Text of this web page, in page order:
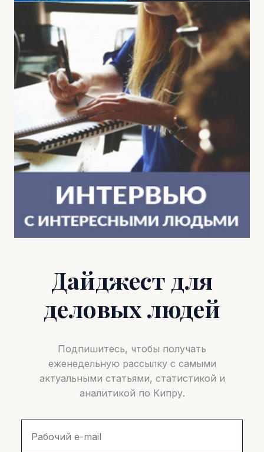
Дайджест для
деловых людей
Подпишитесь, чтобы получать
еженедельную рассылку с самыми
актуальными статьями, статистикой и
аналитикой по Кипру.